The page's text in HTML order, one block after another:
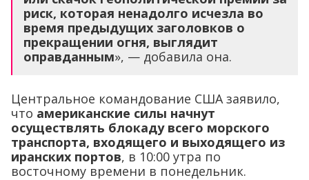
риск, которая ненадолго исчезла во
время предыдущих заголовков о
прекращении огня, выглядит
оправданным», — добавила она.
Центральное командование США заявило,
что американские силы начнут
осуществлять блокаду всего морского
транспорта, входящего и выходящего из
иранских портов, в 10:00 утра по
восточному времени в понедельник.